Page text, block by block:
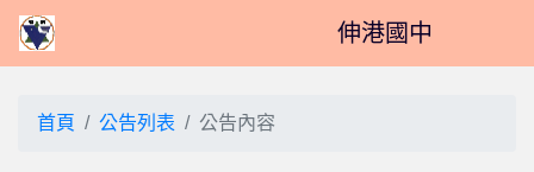
伸港國中
首頁 公告列表 公告內容